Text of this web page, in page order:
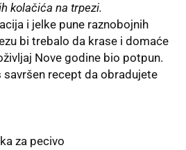
kolačića na trpezi.
i jelke pune raznobojnih
bi trebalo da krase i domaće
Nove godine bio potpun.
recept da obradujete
za pecivo